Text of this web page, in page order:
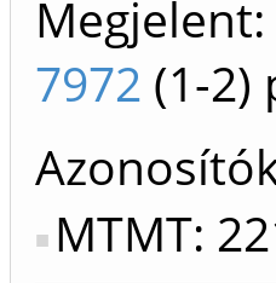
Megjelent:
7972 (1-2)
MTMT: